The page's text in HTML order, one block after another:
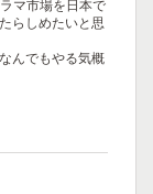
マ市場を日本で
らしめたいと思
んでもやる気概